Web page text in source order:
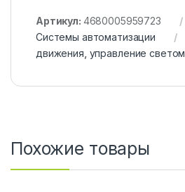
Артикул: 4680005959723
Системы автоматизации
движения управление светом
Похожие товары